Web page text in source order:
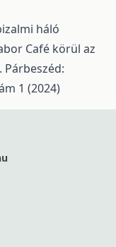
háló
Café körül az
Párbeszéd:
1 (2024)